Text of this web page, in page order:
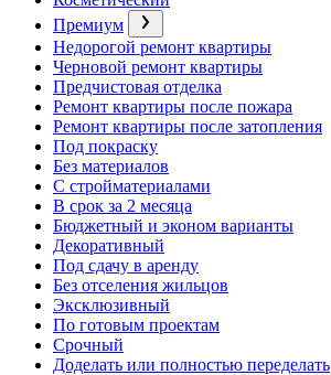
Премиум
Недорогой ремонт квартиры
Черновой ремонт квартиры
Предчистовая отделка
Ремонт квартиры после пожара
Ремонт квартиры после затопления
Под покраску
Без материалов
С стройматериалами
В срок за 2 месяца
Бюджетный и эконом варианты
Декоративный
Под сдачу в аренду
Без отселения жильцов
Эксклюзивный
По готовым проектам
Срочный
Доделать или полностью переделать